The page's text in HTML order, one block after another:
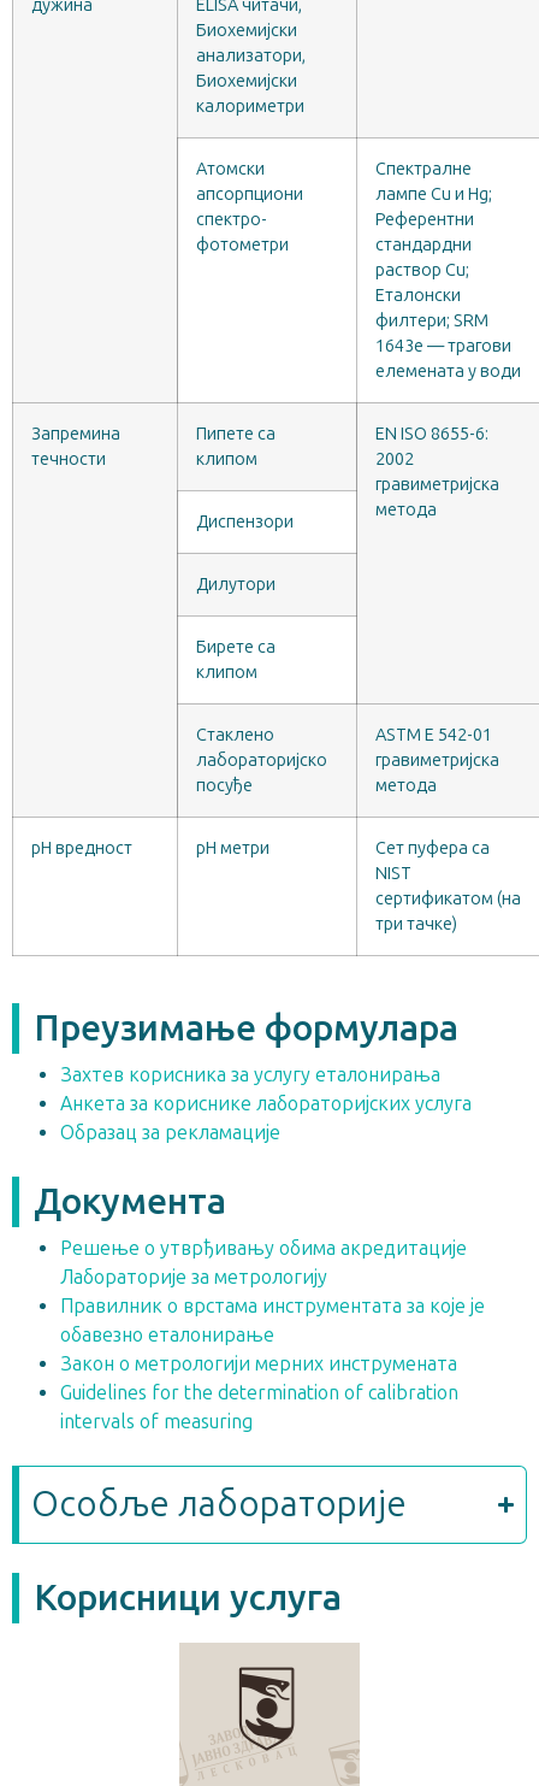
дужина
ELISA читачи,
Биохемијски
анализатори,
Биохемијски
калориметри
Атомски
апсорпциони
спектро-
фотометри
Спектралне
лампе Cu и Hg;
Референтни
стандардни
раствор Cu;
Еталонски
филтери; SRM
1643e — трагови
елемената у води
Запремина
течности
Пипете са
клипом
EN ISO 8655-6:
2002
гравиметријска
метода
Диспензори
Дилутори
Бирете са
клипом
Стаклено
лабораторијско
посуђе
ASTM E 542-01
гравиметријска
метода
pH вредност pH метри
Сет пуфера са
NIST
сертификатом (на
три тачке)
Преузимање формулара
Захтев корисника за услугу еталонирања
Анкета за кориснике лабораторијских услуга
Образац за рекламације
Документа
Решење о утврђивању обима акредитације
Лабораторије за метрологију
Правилник о врстама инструментата за које је
обавезно еталонирање
Закон о метрологији мерних инструмената
Guidelines for the determination of calibration
intervals of measuring
Особље лабораторије
Корисници услуга